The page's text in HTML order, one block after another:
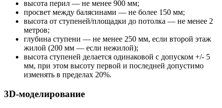
высота перил — не менее 900 мм;
просвет между балясинами — не более 150 мм;
высота от ступеней/площадки до потолка — не менее 2
метров;
глубина ступени — не менее 250 мм, если второй этаж
жилой (200 мм — если нежилой);
высота ступеней делается одинаковой с допуском +/- 5
мм, при этом высоту первой и последней допустимо
изменять в пределах 20%.
3D-моделирование